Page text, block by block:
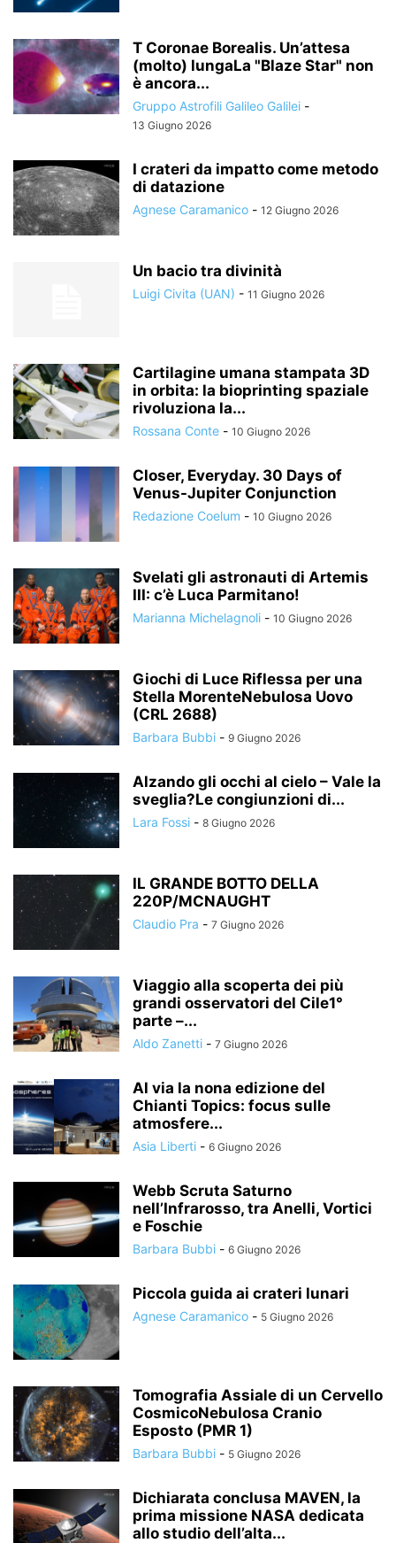
T Coronae Borealis. Un’attesa
(molto) lungaLa "Blaze Star" non
è ancora...
Gruppo Astrofili Galileo Galilei -
13 Giugno 2026
I crateri da impatto come metodo
di datazione
Agnese Caramanico - 12 Giugno 2026
Un bacio tra divinità
Luigi Civita (UAN) - 11 Giugno 2026
Cartilagine umana stampata 3D
in orbita: la bioprinting spaziale
rivoluziona la...
Rossana Conte - 10 Giugno 2026
Closer, Everyday. 30 Days of
Venus-Jupiter Conjunction
Redazione Coelum - 10 Giugno 2026
Svelati gli astronauti di Artemis
III: c’è Luca Parmitano!
Marianna Michelagnoli - 10 Giugno 2026
Giochi di Luce Riflessa per una
Stella MorenteNebulosa Uovo
(CRL 2688)
Barbara Bubbi - 9 Giugno 2026
Alzando gli occhi al cielo – Vale la
sveglia?Le congiunzioni di...
Lara Fossi - 8 Giugno 2026
IL GRANDE BOTTO DELLA
220P/MCNAUGHT
Claudio Pra - 7 Giugno 2026
Viaggio alla scoperta dei più
grandi osservatori del Cile1°
parte –...
Aldo Zanetti - 7 Giugno 2026
Al via la nona edizione del
Chianti Topics: focus sulle
atmosfere...
Asia Liberti - 6 Giugno 2026
Webb Scruta Saturno
nell’Infrarosso, tra Anelli, Vortici
e Foschie
Barbara Bubbi - 6 Giugno 2026
Piccola guida ai crateri lunari
Agnese Caramanico - 5 Giugno 2026
Tomografia Assiale di un Cervello
CosmicoNebulosa Cranio
Esposto (PMR 1)
Barbara Bubbi - 5 Giugno 2026
Dichiarata conclusa MAVEN, la
prima missione NASA dedicata
allo studio dell’alta...